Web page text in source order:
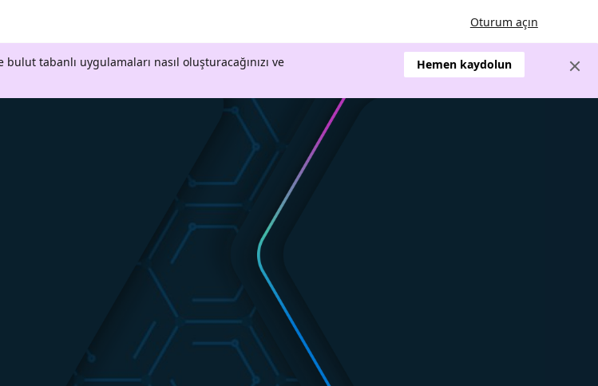
Oturum açın
bulut tabanlı uygulamaları nasıl oluşturacağınızı ve
Hemen kaydolun